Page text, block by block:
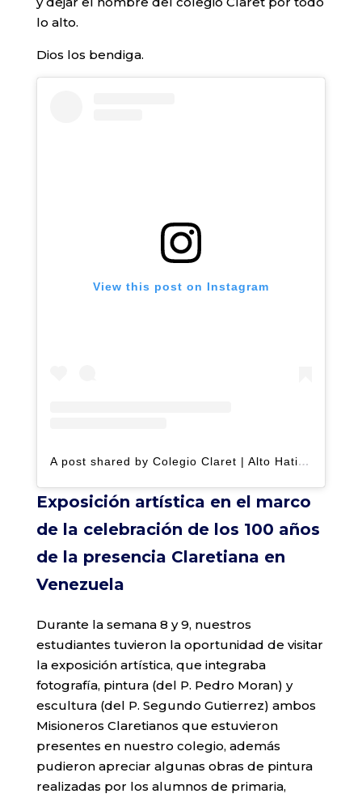
lo alto.
Dios los bendiga.
View this post on Instagram
A post shared by Colegio Claret | Alto Hatillo (@clarethatillo)
Exposición artística en el marco
de la celebración de los 100 años
de la presencia Claretiana en
Venezuela
Durante la semana 8 y 9, nuestros
estudiantes tuvieron la oportunidad de visitar
la exposición artística, que integraba
fotografía, pintura (del P. Pedro Moran) y
escultura (del P. Segundo Gutierrez) ambos
Misioneros Claretianos que estuvieron
presentes en nuestro colegio, además
pudieron apreciar algunas obras de pintura
realizadas por los alumnos de primaria,